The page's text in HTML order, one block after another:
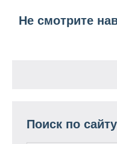
Не смотрите
Поиск по сайту